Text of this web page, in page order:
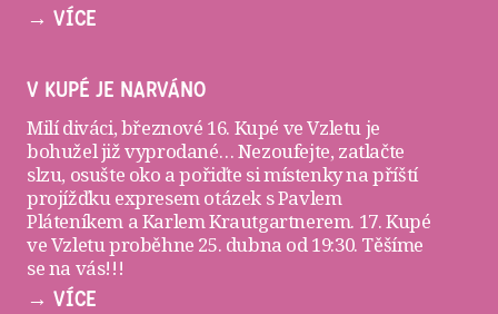
→ VÍCE
V KUPÉ JE NARVÁNO
Milí diváci, březnové 16. Kupé ve Vzletu je
bohužel již vyprodané… Nezoufejte, zatlačte
slzu, osušte oko a pořiďte simístenkyna příští
projížďku expresem otázek s Pavlem
Pláteníkem a Karlem Krautgartnerem. 17. Kupé
ve Vzletu proběhne 25. dubna od 19:30. Těšíme
se na vás!!!
→ VÍCE